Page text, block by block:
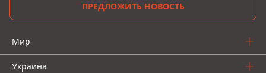
ПРЕДЛОЖИТЬ НОВОСТЬ
Мир
Украина